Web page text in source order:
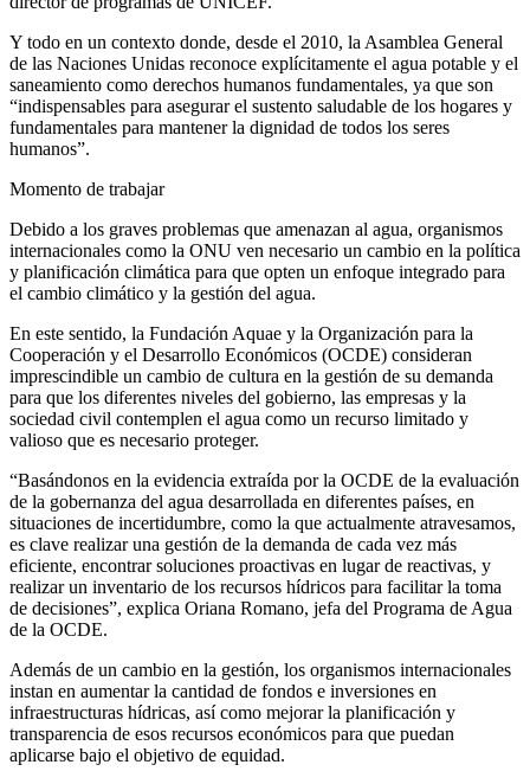
Y todo en un contexto donde, desde el 2010, la Asamblea General
de las Naciones Unidas reconoce explícitamente el agua potable y el
saneamiento como derechos humanos fundamentales, ya que son
“indispensables para asegurar el sustento saludable de los hogares y
fundamentales para mantener la dignidad de todos los seres
humanos”.
Momento de trabajar
Debido a los graves problemas que amenazan al agua, organismos
internacionales como la ONU ven necesario un cambio en la política
y planificación climática para que opten un enfoque integrado para
el cambio climático y la gestión del agua.
En este sentido, la Fundación Aquae y la Organización para la
Cooperación y el Desarrollo Económicos (OCDE) consideran
imprescindible un cambio de cultura en la gestión de su demanda
para que los diferentes niveles del gobierno, las empresas y la
sociedad civil contemplen el agua como un recurso limitado y
valioso que es necesario proteger.
“Basándonos en la evidencia extraída por la OCDE de la evaluación
de la gobernanza del agua desarrollada en diferentes países, en
situaciones de incertidumbre, como la que actualmente atravesamos,
es clave realizar una gestión de la demanda de cada vez más
eficiente, encontrar soluciones proactivas en lugar de reactivas, y
realizar un inventario de los recursos hídricos para facilitar la toma
de decisiones”, explica Oriana Romano, jefa del Programa de Agua
de la OCDE.
Además de un cambio en la gestión, los organismos internacionales
instan en aumentar la cantidad de fondos e inversiones en
infraestructuras hídricas, así como mejorar la planificación y
transparencia de esos recursos económicos para que puedan
aplicarse bajo el objetivo de equidad.